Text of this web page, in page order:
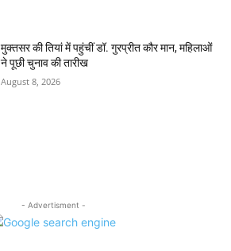
मुक्तसर की तियां में पहुंचीं डॉ. गुरप्रीत कौर मान, महिलाओं
ने पूछी चुनाव की तारीख
August 8, 2026
- Advertisment -